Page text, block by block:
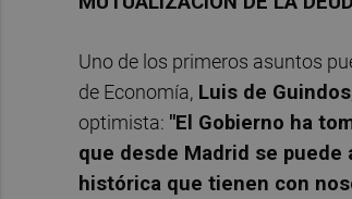
Uno de los primeros asuntos
de Economía, Luis de Guindos
optimista: "El Gobierno ha
que desde Madrid se puede
histórica que tienen con